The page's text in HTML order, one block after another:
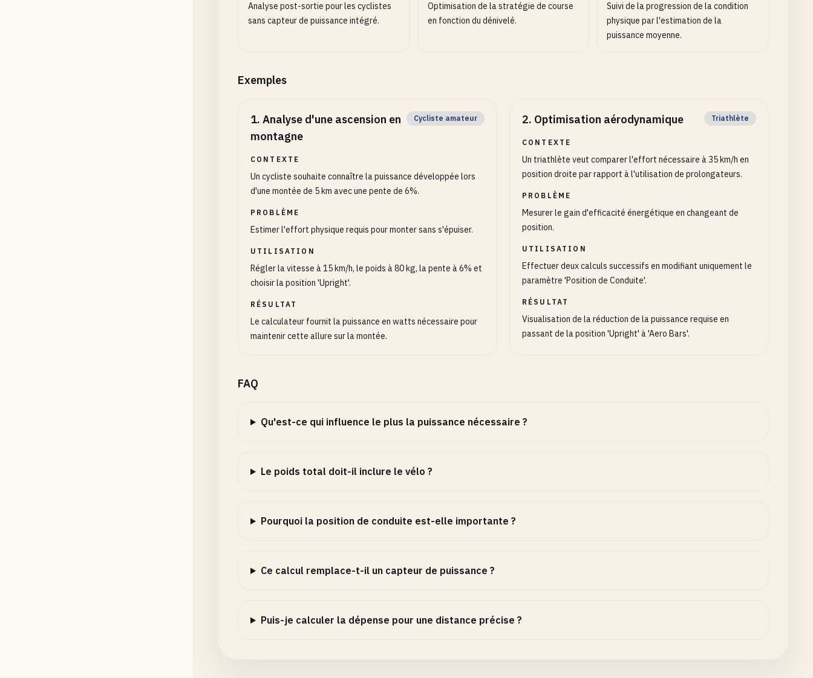
Analyse post-sortie pour les cyclistes
sans capteur de puissance intégré.
Optimisation de la stratégie de course
en fonction du dénivelé.
Suivi de la progression de la condition
physique par l'estimation de la
puissance moyenne.
Exemples
1. Analyse d'une ascension en
montagne
Cycliste amateur
CONTEXTE
Un cycliste souhaite connaître la puissance développée lors
d'une montée de 5 km avec une pente de 6%.
PROBLÈME
Estimer l'effort physique requis pour monter sans s'épuiser.
UTILISATION
Régler la vitesse à 15 km/h, le poids à 80 kg, la pente à 6% et
choisir la position 'Upright'.
RÉSULTAT
Le calculateur fournit la puissance en watts nécessaire pour
maintenir cette allure sur la montée.
2. Optimisation aérodynamique Triathlète
CONTEXTE
Un triathlète veut comparer l'effort nécessaire à 35 km/h en
position droite par rapport à l'utilisation de prolongateurs.
PROBLÈME
Mesurer le gain d'efficacité énergétique en changeant de
position.
UTILISATION
Effectuer deux calculs successifs en modifiant uniquement le
paramètre 'Position de Conduite'.
RÉSULTAT
Visualisation de la réduction de la puissance requise en
passant de la position 'Upright' à 'Aero Bars'.
FAQ
Qu'est-ce qui influence le plus la puissance nécessaire ?
Le poids total doit-il inclure le vélo ?
Pourquoi la position de conduite est-elle importante ?
Ce calcul remplace-t-il un capteur de puissance ?
Puis-je calculer la dépense pour une distance précise ?